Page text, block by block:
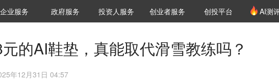
36Kr研究院
企业服务 城市之窗
政府服务 VClub投资机构库
投资机构职位推介
投资人服务 创投氪堂
创业者服务 创投平台 AI测
的AI鞋垫，真能取代滑雪教练吗？
年12月31日 04:57